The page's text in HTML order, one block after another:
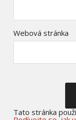
Webová stránka
Tato stránka